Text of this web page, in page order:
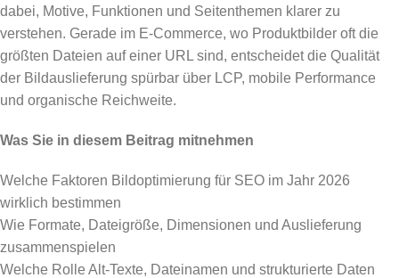
dabei, Motive, Funktionen und Seitenthemen klarer zu
verstehen. Gerade im E-Commerce, wo Produktbilder oft die
größten Dateien auf einer URL sind, entscheidet die Qualität
der Bildauslieferung spürbar über LCP, mobile Performance
und organische Reichweite.
Was Sie in diesem Beitrag mitnehmen
Welche Faktoren Bildoptimierung für SEO im Jahr 2026
wirklich bestimmen
Wie Formate, Dateigröße, Dimensionen und Auslieferung
zusammenspielen
Welche Rolle Alt-Texte, Dateinamen und strukturierte Daten